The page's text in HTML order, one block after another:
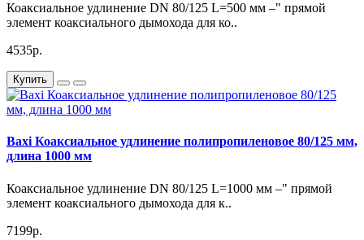
Коаксиальное удлинение DN 80/125 L=500 мм –" прямой
элемент коаксиального дымохода для ко..
4535р.
Купить
Baxi Коаксиальное удлинение полипропиленовое 80/125 мм,
длина 1000 мм
Коаксиальное удлинение DN 80/125 L=1000 мм –" прямой
элемент коаксиального дымохода для к..
7199р.